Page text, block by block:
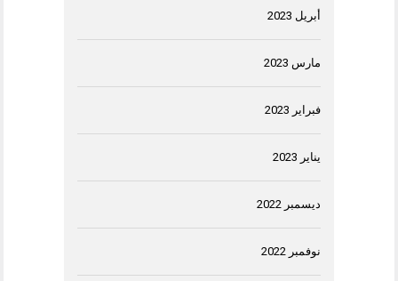
أبريل 2023
مارس 2023
فبراير 2023
يناير 2023
ديسمبر 2022
نوفمبر 2022